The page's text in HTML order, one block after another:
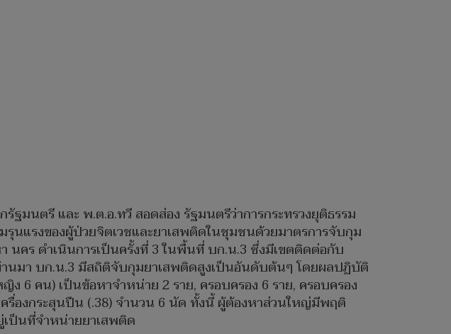
ฐมนตรี และ พ.ต.อ.ทวี สอดส่อง รัฐมนตรีว่าการกระทรวงยุติธรรม
นแรงของผู้ป่วยจิตเวชและยาเสพติดในชุมชนด้วยมาตรการจับกุม
นคร ดำเนินการเป็นครั้งที่ 3 ในพื้นที่ บก.น.3 ซึ่งมีเขตติดต่อกับ
นมา บก.น.3 มีสถิติจับกุมยาเสพติดสูงเป็นอันดับต้นๆ โดยผลปฏิบัติ
6 คน) เป็นข้อหาจำหน่าย 2 ราย, ครอบครอง 6 ราย, ครอบครอง
ครื่องกระสุนปืน (.38) จำนวน 6 นัด ทั้งนี้ ผู้ต้องหาส่วนใหญ่มีพฤติ
ป็นที่จำหน่ายยาเสพติด